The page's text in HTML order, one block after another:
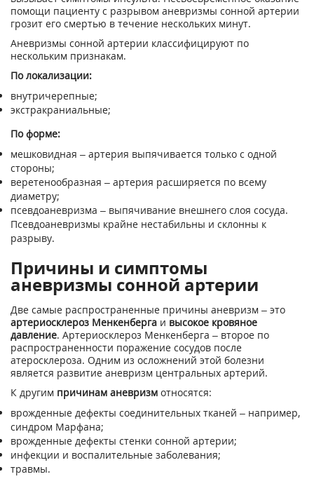
помощи пациенту с разрывом аневризмы сонной артерии
грозит его смертью в течение нескольких минут.
Аневризмы сонной артерии классифицируют по
нескольким признакам.
По локализации:
внутричерепные;
экстракраниальные;
По форме:
мешковидная – артерия выпячивается только с одной
стороны;
веретенообразная – артерия расширяется по всему
диаметру;
псевдоаневризма – выпячивание внешнего слоя сосуда.
Псевдоаневризмы крайне нестабильны и склонны к
разрыву.
Причины и симптомы
аневризмы сонной артерии
Две самые распространенные причины аневризм – это
артериосклероз Менкенберга и высокое кровяное
давление. Артериосклероз Менкенберга – второе по
распространенности поражение сосудов после
атеросклероза. Одним из осложнений этой болезни
является развитие аневризм центральных артерий.
К другим причинам аневризм относятся:
врожденные дефекты соединительных тканей – например,
синдром Марфана;
врожденные дефекты стенки сонной артерии;
инфекции и воспалительные заболевания;
травмы.